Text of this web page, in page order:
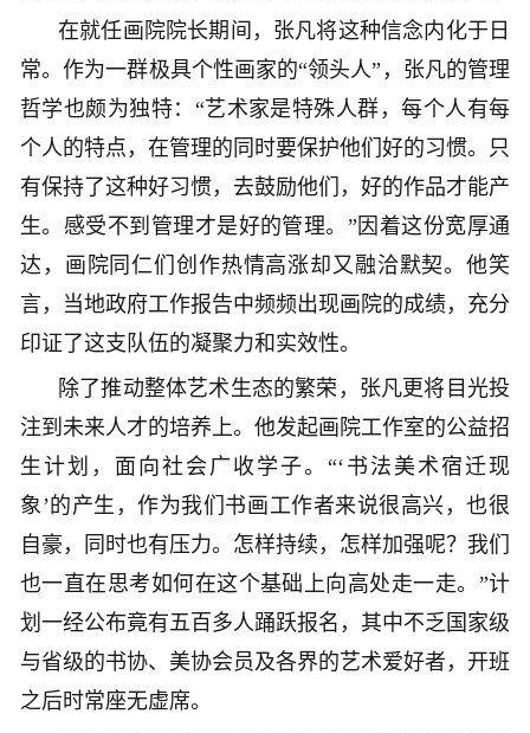
在就任画院院长期间，张凡将这种信念内化于日
常。作为一群极具个性画家的“领头人”，张凡的管理
哲学也颇为独特：“艺术家是特殊人群，每个人有每
个人的特点，在管理的同时要保护他们好的习惯。只
有保持了这种好习惯，去鼓励他们，好的作品才能产
生。感受不到管理才是好的管理。”因着这份宽厚通
达，画院同仁们创作热情高涨却又融洽默契。他笑
言，当地政府工作报告中频频出现画院的成绩，充分
印证了这支队伍的凝聚力和实效性。
除了推动整体艺术生态的繁荣，张凡更将目光投
注到未来人才的培养上。他发起画院工作室的公益招
生计划，面向社会广收学子。“‘书法美术宿迁现
象’的产生，作为我们书画工作者来说很高兴，也很
自豪，同时也有压力。怎样持续，怎样加强呢？我们
也一直在思考如何在这个基础上向高处走一走。”计
划一经公布竟有五百多人踊跃报名，其中不乏国家级
与省级的书协、美协会员及各界的艺术爱好者，开班
之后时常座无虚席。